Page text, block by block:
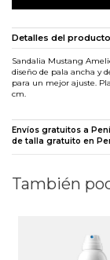
Detalles del producto
Sandalia Mustang
diseño de pala ancha y
para un mejor ajuste.
cm.
Envíos gratuitos a
de talla gratuito en
También